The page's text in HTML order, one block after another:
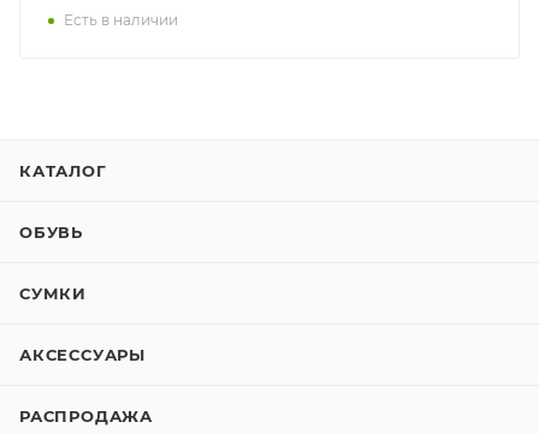
Есть в наличии
КАТАЛОГ
ОБУВЬ
СУМКИ
АКСЕССУАРЫ
РАСПРОДАЖА